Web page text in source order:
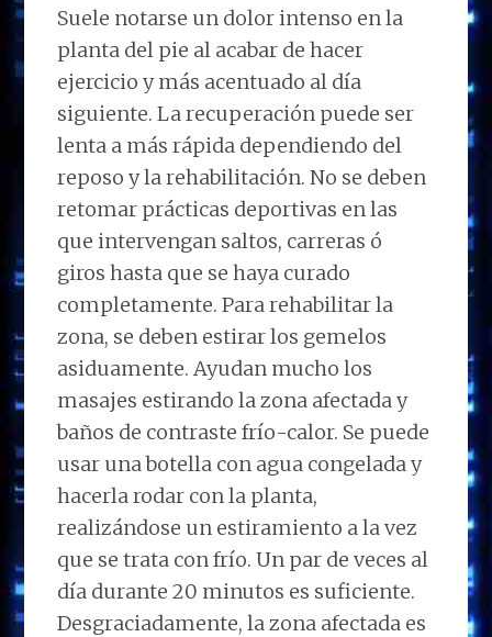
Suele notarse un dolor intenso en la
planta del pie al acabar de hacer
ejercicio y más acentuado al día
siguiente. La recuperación puede ser
lenta a más rápida dependiendo del
reposo y la rehabilitación. No se deben
retomar prácticas deportivas en las
que intervengan saltos, carreras ó
giros hasta que se haya curado
completamente. Para rehabilitar la
zona, se deben estirar los gemelos
asiduamente. Ayudan mucho los
masajes estirando la zona afectada y
baños de contraste frío-calor. Se puede
usar una botella con agua congelada y
hacerla rodar con la planta,
realizándose un estiramiento a la vez
que se trata con frío. Un par de veces al
día durante 20 minutos es suficiente.
Desgraciadamente, la zona afectada es